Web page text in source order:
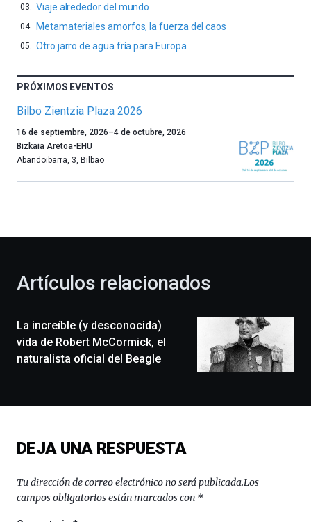
Viaje alrededor del mundo
Metamateriales amorfos, la fuerza del caos
Otro jarro de agua fría para Europa
PRÓXIMOS EVENTOS
Bilbo Zientzia Plaza 2026
Un
año
más,
celebración
novena
edición
de
que
la
ciudad
16 de septiembre, 2026–4 de octubre, 2026
Bizkaia Aretoa-EHU
Abandoibarra, 3, Bilbao
Artículos relacionados
La increíble (y desconocida)
vida de Robert McCormick, el
naturalista oficial del Beagle
DEJA UNA RESPUESTA
Tu dirección de correo electrónico no será publicada.Los
campos obligatorios están marcados con *